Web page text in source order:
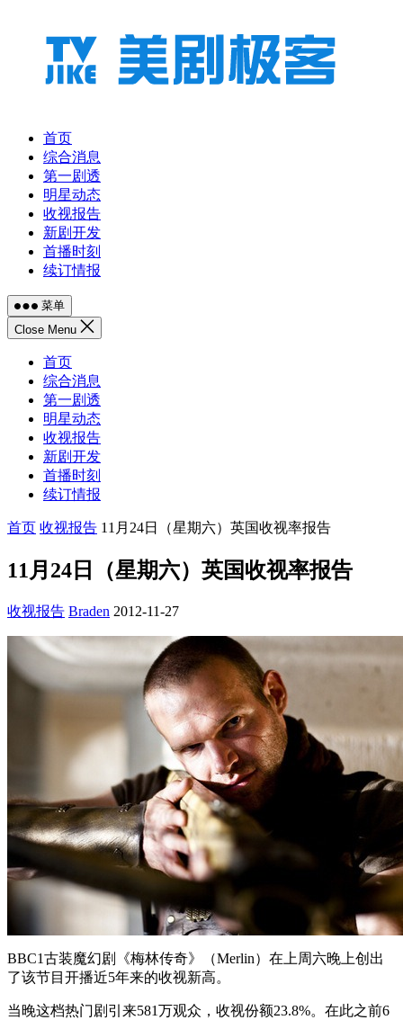
首页
综合消息
第一剧透
明星动态
收视报告
新剧开发
首播时刻
续订情报
菜单
Close Menu
首页
综合消息
第一剧透
明星动态
收视报告
新剧开发
首播时刻
续订情报
首页 收视报告 11月24日（星期六）英国收视率报告
11月24日（星期六）英国收视率报告
收视报告 Braden 2012-11-27
BBC1古装魔幻剧《梅林传奇》（Merlin）在上周六晚上创出
了该节目开播近5年来的收视新高。
当晚这档热门剧引来581万观众，收视份额23.8%。在此之前6